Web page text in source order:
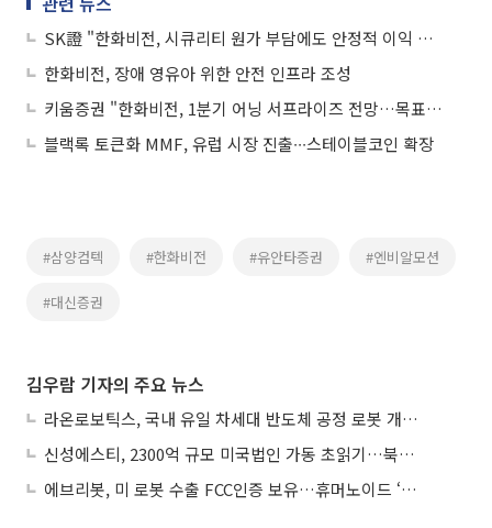
SK證 "한화비전, 시큐리티 원가 부담에도 안정적 이익 창출 지속"
한화비전, 장애 영유아 위한 안전 인프라 조성
키움증권 "한화비전, 1분기 어닝 서프라이즈 전망…목표가 12만원"
블랙록 토큰화 MMF, 유럽 시장 진출∙∙∙스테이블코인 확장
#삼양컴텍 #한화비전 #유안타증권 #엔비알모션
#대신증권
김우람 기자의 주요 뉴스
라온로보틱스, 국내 유일 차세대 반도체 공정 로봇 개발 ‘고객사 테스트 진행’
신성에스티, 2300억 규모 미국법인 가동 초읽기…북미 ESS 공략 본격화
에브리봇, 미 로봇 수출 FCC인증 보유…휴머노이드 ‘AI 두뇌’ 탑재 속도